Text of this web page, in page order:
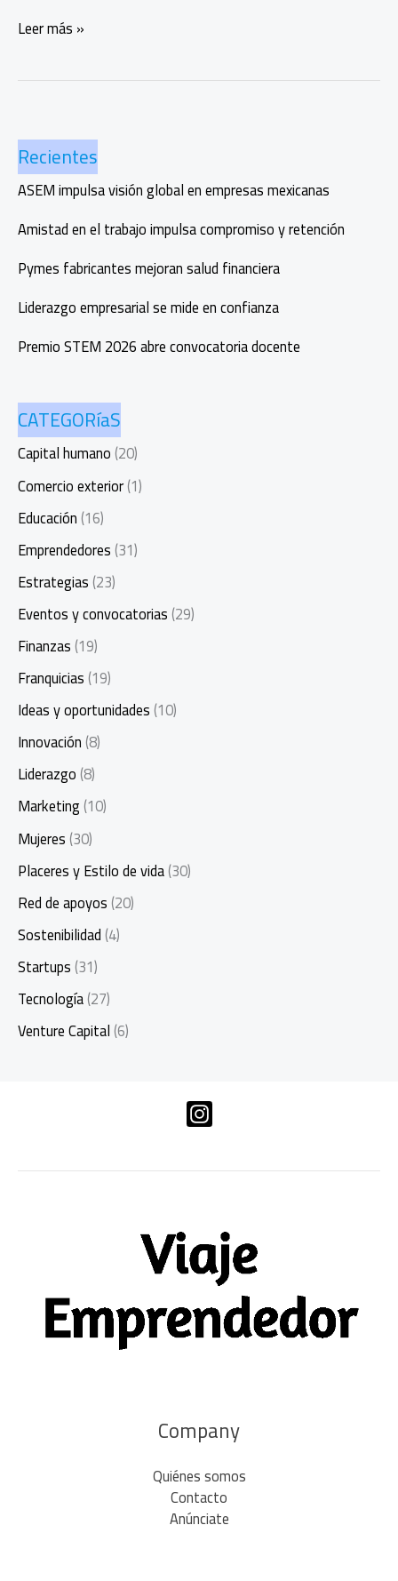
Boston’s
en
la
CDMX
Leer más »
Recientes
ASEM impulsa visión global en empresas mexicanas
Amistad en el trabajo impulsa compromiso y retención
Pymes fabricantes mejoran salud financiera
Liderazgo empresarial se mide en confianza
Premio STEM 2026 abre convocatoria docente
CATEGORíaS
Capital humano(20)
Comercio exterior(1)
Educación(16)
Emprendedores(31)
Estrategias(23)
Eventos y convocatorias(29)
Finanzas(19)
Franquicias(19)
Ideas y oportunidades(10)
Innovación(8)
Liderazgo(8)
Marketing(10)
Mujeres(30)
Placeres y Estilo de vida(30)
Red de apoyos(20)
Sostenibilidad(4)
Startups(31)
Tecnología(27)
Venture Capital(6)
Company
Quiénes somos
Contacto
Anúnciate